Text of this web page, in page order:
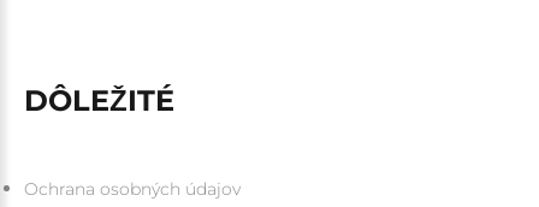
DÔLEŽITÉ
Ochrana osobných údajov